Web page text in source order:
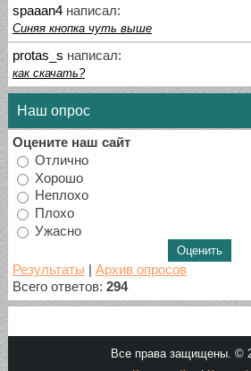
spaaan4написал:
Синяя кнопка чуть выше
protas_s написал:
как скачать?
Наш опрос
Оцените наш сайт
Отлично
Хорошо
Неплохо
Плохо
Ужасно
Результаты
Архив опросов
Всего ответов: 294
Все права защищены. ©